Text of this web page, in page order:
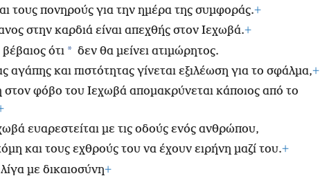
τους πονηρούς για την ημέρα της συμφοράς.+
στην καρδιά είναι απεχθής στον Ιεχωβά.+
ότι * δεν θα μείνει ατιμώρητος.
αγάπης και πιστότητας γίνεται εξιλέωση για το σφάλμα,+
στον φόβο του Ιεχωβά απομακρύνεται κάποιος από το
ευαρεστείται με τις οδούς ενός ανθρώπου,
και τους εχθρούς του να έχουν ειρήνη μαζί του.+
με δικαιοσύνη+